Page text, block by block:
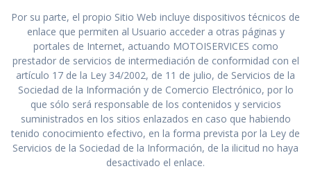
Por su parte, el propio Sitio Web incluye dispositivos técnicos de
enlace que permiten al Usuario acceder a otras páginas y
portales de Internet, actuando MOTOISERVICES como
prestador de servicios de intermediación de conformidad con el
artículo 17 de la Ley 34/2002, de 11 de julio, de Servicios de la
Sociedad de la Información y de Comercio Electrónico, por lo
que sólo será responsable de los contenidos y servicios
suministrados en los sitios enlazados en caso que habiendo
tenido conocimiento efectivo, en la forma prevista por la Ley de
Servicios de la Sociedad de la Información, de la ilicitud no haya
desactivado el enlace.